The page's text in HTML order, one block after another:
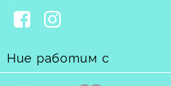
Ние работим с